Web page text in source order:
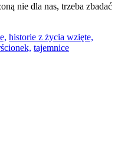
nie dla nas, trzeba zbadać
historie z życia wzięte,
tajemnice